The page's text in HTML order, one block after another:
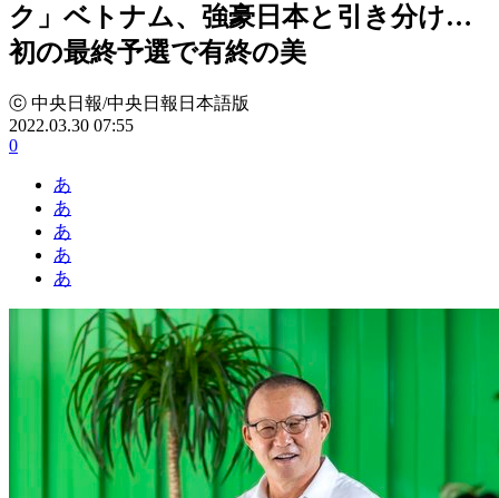
ク」ベトナム、強豪日本と引き分け…
初の最終予選で有終の美
ⓒ 中央日報/中央日報日本語版
2022.03.30 07:55
0
あ
あ
あ
あ
あ